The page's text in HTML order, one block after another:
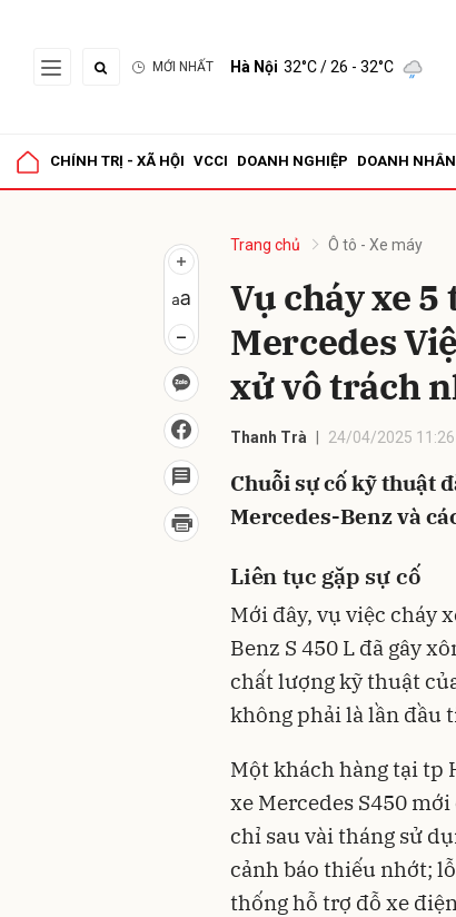
MỚI NHẤT Hà Nội 32°C/ 26 - 32°C
CHÍNH TRỊ - XÃ HỘI VCCI DOANH NGHIỆP DOANH NHÂN
Trang chủ Ô tô - Xe máy
Vụ cháy xe 5
Mercedes
xử vô trách
Thanh Trà 24/04/2025 11:26
Chuỗi sự cố kỹ thuật
Mercedes-Benz và
Liên tục gặp sự cố
Mới đây, vụ việc cháy
Benz S 450 L đã gây
chất lượng kỹ thuật
không phải là lần đầu
Một khách hàng tại tp
xe Mercedes S450
chỉ sau vài tháng sử
cảnh báo thiếu nhớt;
thống hỗ trợ đỗ xe